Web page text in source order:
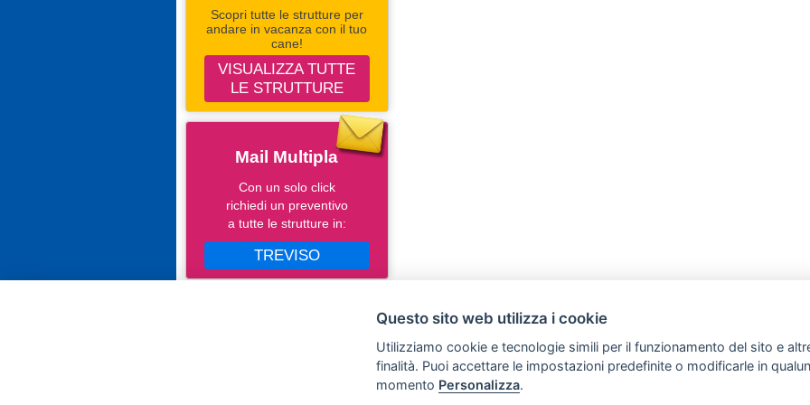
Scopri tutte le strutture per
andare in vacanza con il tuo
cane!
VISUALIZZA TUTTE
LE STRUTTURE
Mail Multipla
Con un solo click
richiedi un preventivo
a tutte le strutture in:
TREVISO
SVILUPPO TURISMO ITALIA S.r.L. unipersonale
Questo sito web utilizza i cookie
Utilizziamo cookie e tecnologie simili per il funzionamento del sito e
finalità. Puoi accettare le impostazioni predefinite o modificarle in
momento Personalizza.